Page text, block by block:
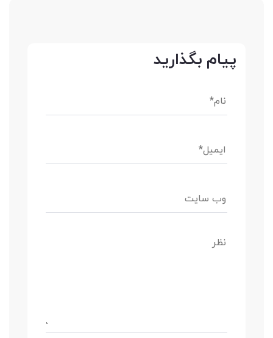
پیام بگذارید